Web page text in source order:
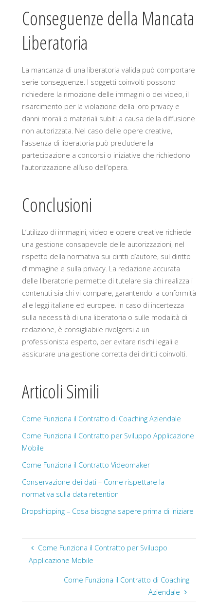
Conseguenze della Mancata
Liberatoria
La mancanza di una liberatoria valida può comportare
serie conseguenze. I soggetti coinvolti possono
richiedere la rimozione delle immagini o dei video, il
risarcimento per la violazione della loro privacy e
danni morali o materiali subiti a causa della diffusione
non autorizzata. Nel caso delle opere creative,
l’assenza di liberatoria può precludere la
partecipazione a concorsi o iniziative che richiedono
l’autorizzazione all’uso dell’opera.
Conclusioni
L’utilizzo di immagini, video e opere creative richiede
una gestione consapevole delle autorizzazioni, nel
rispetto della normativa sui diritti d’autore, sul diritto
d’immagine e sulla privacy. La redazione accurata
delle liberatorie permette di tutelare sia chi realizza i
contenuti sia chi vi compare, garantendo la conformità
alle leggi italiane ed europee. In caso di incertezza
sulla necessità di una liberatoria o sulle modalità di
redazione, è consigliabile rivolgersi a un
professionista esperto, per evitare rischi legali e
assicurare una gestione corretta dei diritti coinvolti.
Articoli Simili
Come Funziona il Contratto di Coaching Aziendale
Come Funziona il Contratto per Sviluppo Applicazione
Mobile
Come Funziona il Contratto Videomaker
Conservazione dei dati – Come rispettare la
normativa sulla data retention
Dropshipping – Cosa bisogna sapere prima di iniziare
Come Funziona il Contratto per Sviluppo
Applicazione Mobile
Come Funziona il Contratto di Coaching
Aziendale